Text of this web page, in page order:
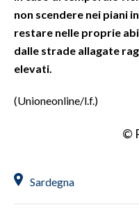
ANNUNCI
PUBBLICITÀ
SPIAGGE
non scendere nei piani
restare nelle proprie
dalle strade allagate
elevati.
(Unioneonline/l.f.)
©
Sardegna